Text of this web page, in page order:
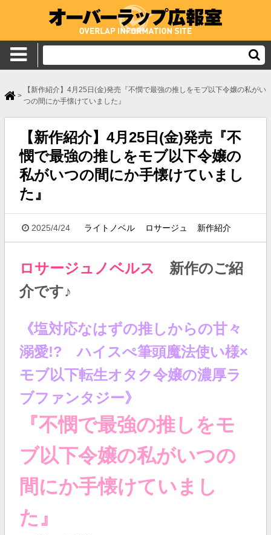
>
【新作紹介】4月25日(金)発売 『不憫で最強の推しをモブ以下令嬢の私がい
つの間にか手懐けていました』
【新作紹介】4月25日(金)発売『不
憫で最強の推しをモブ以下令嬢の
私がいつの間にか手懐けていまし
た』
2025/4/24 ライトノベル ロサージュ 新作紹介
ロサージュノベルス 新作のご紹
介です♪
《塩対応なはずの推しからの甘々
溺愛!? ハイスぺ筆頭魔法使い様×
モブ以下転生オタク令嬢の濃厚ラ
ブファンタジー》
『不憫で最強の推しをモ
ブ以下令嬢の私がいつの
間にか手懐けていまし
た』